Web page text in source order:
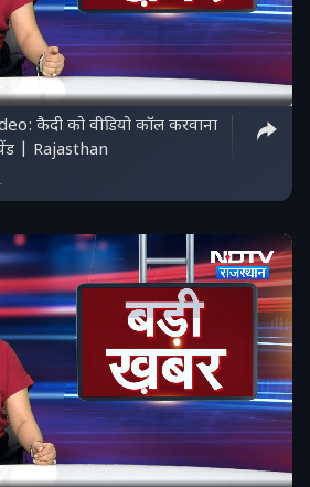
कैदी को वीडियो कॉल करवाना
| Rajasthan